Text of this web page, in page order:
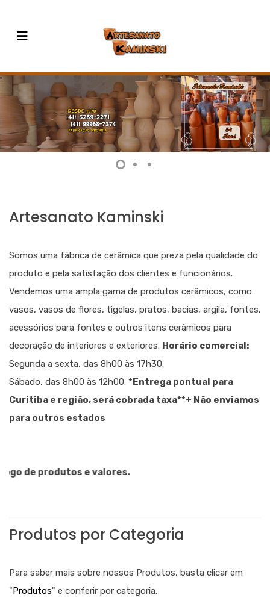
Artesanato Kaminski
Somos uma fábrica de cerâmica que preza pela qualidade do
produto e pela satisfação dos clientes e funcionários.
Vendemos uma ampla gama de produtos cerâmicos, como
vasos, vasos de flores, tigelas, pratos, bacias, argila, fontes,
acessórios para fontes e outros itens cerâmicos para
decoração de interiores e exteriores. Horário comercial:
Segunda a sexta, das 8h00 às 17h30.
Sábado, das 8h00 às 12h00. *Entrega pontual para
Curitiba e região, será cobrada taxa**+ Não enviamos
para outros estados
de produtos e valores.
Produtos por Categoria
Para saber mais sobre nossos Produtos, basta clicar em
"Produtos" e conferir por categoria.